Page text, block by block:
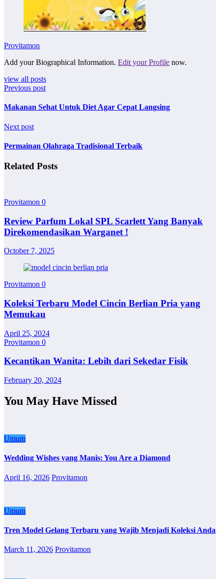
Provitamon
Add your Biographical Information. Edit your Profile now.
view all posts
Previous post
Makanan Sehat Untuk Diet Agar Cepat Langsing
Next post
Permainan Olahraga Tradisional Terbaik
Related Posts
Provitamon 0
Review Parfum Lokal SPL Scarlett Yang Banyak
Direkomendasikan Warganet !
October 7, 2025
Provitamon 0
Koleksi Terbaru Model Cincin Berlian Pria yang
Memukau
April 25, 2024
Provitamon 0
Kecantikan Wanita: Lebih dari Sekedar Fisik
February 20, 2024
You May Have Missed
Umum
Wedding Wishes yang Manis: You Are a Diamond
April 16, 2026 Provitamon
Umum
Tren Model Gelang Terbaru yang Wajib Menjadi Koleksi Anda
March 11, 2026 Provitamon